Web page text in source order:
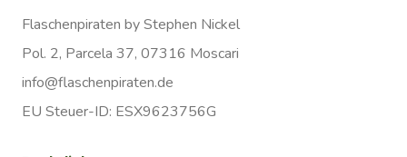
Flaschenpiraten by Stephen Nickel
Pol. 2, Parcela 37, 07316 Moscari
info@flaschenpiraten.de
EU Steuer-ID: ESX9623756G